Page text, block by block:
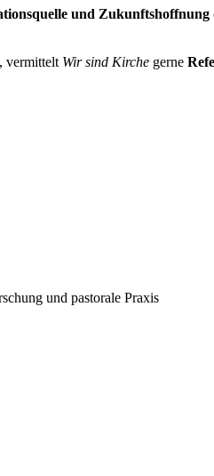
und
vermittelt Wir sind Kirche gerne
und pastorale Praxis